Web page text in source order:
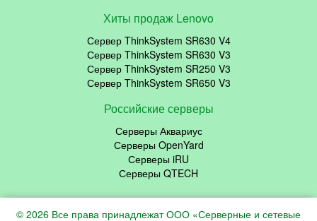
Хиты продаж Lenovo
Сервер ThinkSystem SR630 V4
Сервер ThinkSystem SR630 V3
Сервер ThinkSystem SR250 V3
Сервер ThinkSystem SR650 V3
Российские серверы
Серверы Аквариус
Серверы OpenYard
Серверы iRU
Серверы QTECH
© 2026 Все права принадлежат ООО «Серверные и сетевые